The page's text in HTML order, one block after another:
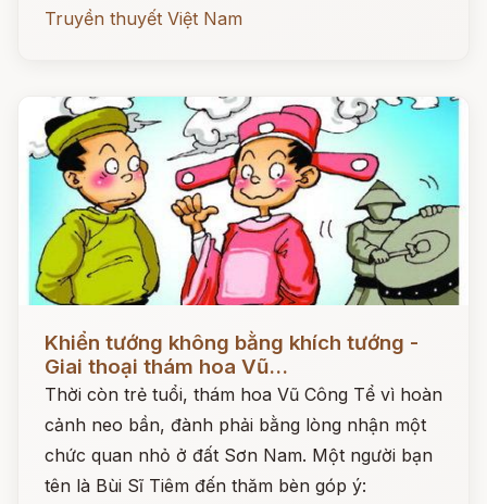
Truyền thuyết Việt Nam
Đọc ngay
Khiển tướng không bằng khích tướng -
Giai thoại thám hoa Vũ...
Thời còn trẻ tuổi, thám hoa Vũ Công Tể vì hoàn
cảnh neo bần, đành phải bằng lòng nhận một
chức quan nhỏ ở đất Sơn Nam. Một người bạn
tên là Bùi Sĩ Tiêm đến thăm bèn góp ý: